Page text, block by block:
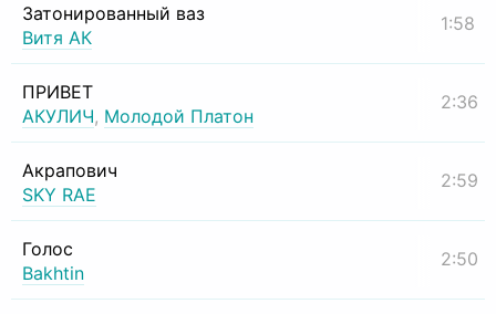
Затонированный ваз
Витя АК
1:58
ПРИВЕТ
АКУЛИЧ, Молодой Платон
2:36
Акрапович
SKY RAE
2:59
Голос
Bakhtin
2:50